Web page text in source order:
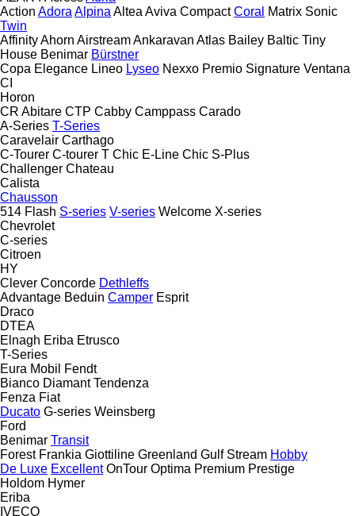
Action Adora Alpina Altea Aviva Compact Coral Matrix Sonic
Twin
AffinityAhorn AirstreamAnkaravan Atlas Bailey Baltic Tiny
House Benimar Bürstner
Copa Elegance Lineo Lyseo Nexxo Premio Signature Ventana
CI
Horon
CR Abitare CTP Cabby Camppass Carado
A-Series T-Series
Caravelair Carthago
C-Tourer C-tourer T Chic E-Line Chic S-Plus
Challenger Chateau
Calista
Chausson
514 Flash S-series V-series Welcome X-series
Chevrolet
C-series
Citroen
HY
Clever Concorde Dethleffs
Advantage Beduin Camper Esprit
Draco
DTEA
Elnagh Eriba Etrusco
T-Series
Eura Mobil
Fendt
Bianco Diamant Tendenza
Fenza Fiat
Ducato G-series Weinsberg
Ford
Benimar Transit
Forest Frankia Giottiline Greenland Gulf Stream Hobby
De Luxe Excellent OnTour Optima Premium Prestige
Holdom Hymer
Eriba
IVECO